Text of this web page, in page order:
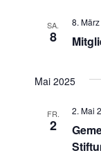
SA.
8
8.
Mai 2025
FR.
2
2. Mai